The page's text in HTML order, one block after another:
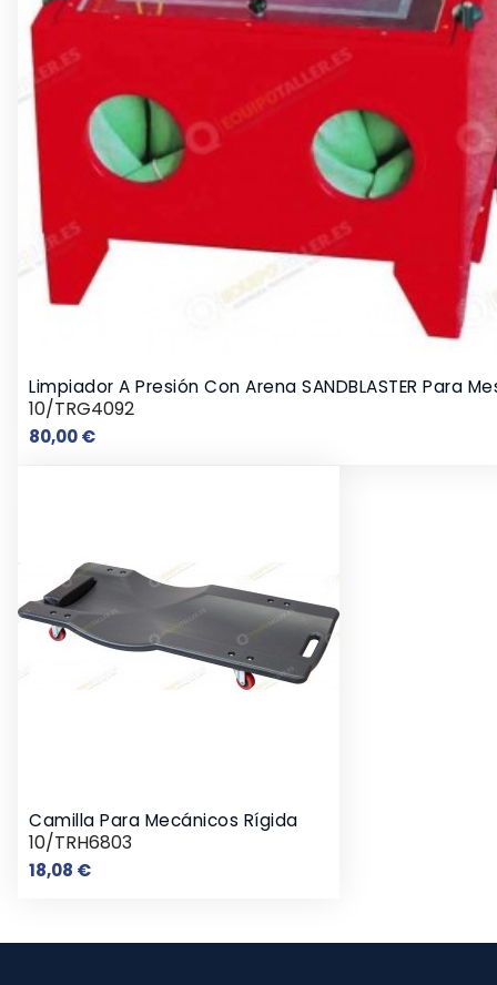
Limpiador A Presión Con Arena SANDBLASTER Para
10/TRG4092
80,00 €Precio
Camilla Para Mecánicos Rígida
10/TRH6803
18,08 €Precio